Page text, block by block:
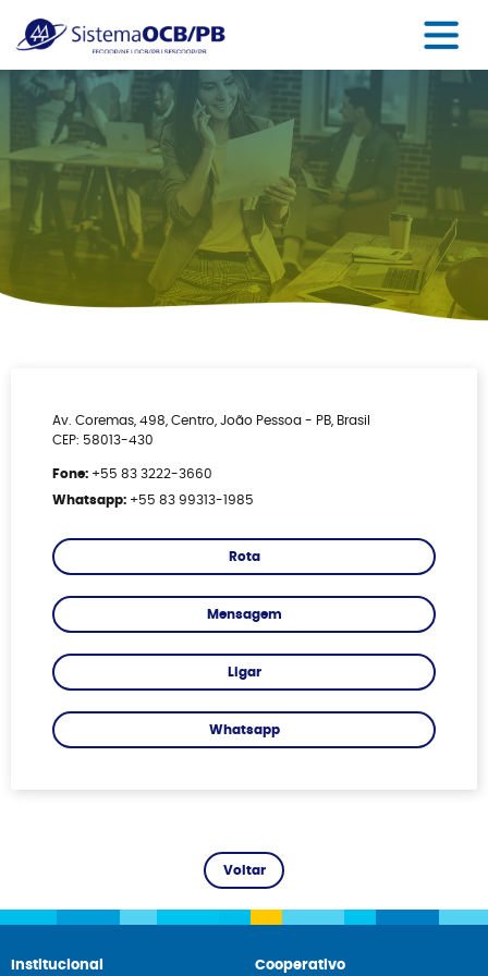
Av. Coremas, 498, Centro, João Pessoa - PB, Brasil
CEP: 58013-430
Fone:+55 83 3222-3660
Whatsapp:+55 83 99313-1985
Rota
Mensagem
Ligar
Whatsapp
Institucional Cooperativo